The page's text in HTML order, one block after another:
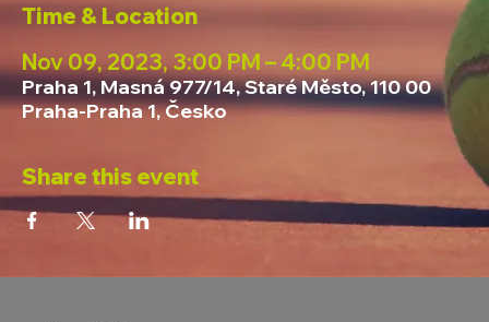
Time & Location
Nov 09, 2023, 3:00 PM – 4:00 PM
Praha 1, Masná 977/14, Staré Město, 110 00
Praha-Praha 1, Česko
Share this event